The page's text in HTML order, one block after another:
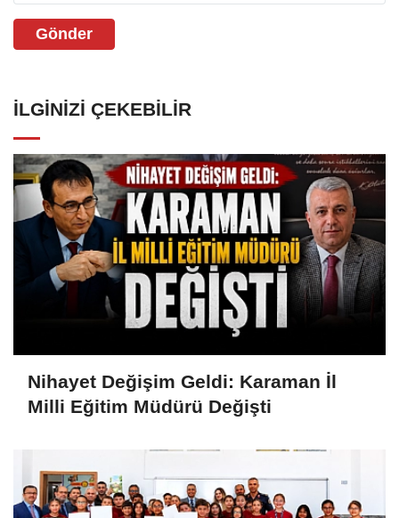
Gönder
İLGINIZI ÇEKEBILIR
Nihayet Değişim Geldi: Karaman İl
Milli Eğitim Müdürü Değişti